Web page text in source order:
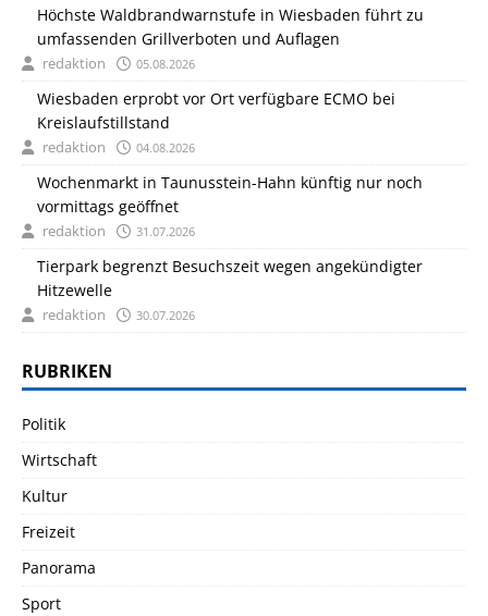
Höchste Waldbrandwarnstufe in Wiesbaden führt zu
umfassenden Grillverboten und Auflagen
redaktion 05.08.2026
Wiesbaden erprobt vor Ort verfügbare ECMO bei
Kreislaufstillstand
redaktion 04.08.2026
Wochenmarkt in Taunusstein-Hahn künftig nur noch
vormittags geöffnet
redaktion 31.07.2026
Tierpark begrenzt Besuchszeit wegen angekündigter
Hitzewelle
redaktion 30.07.2026
RUBRIKEN
Politik
Wirtschaft
Kultur
Freizeit
Panorama
Sport